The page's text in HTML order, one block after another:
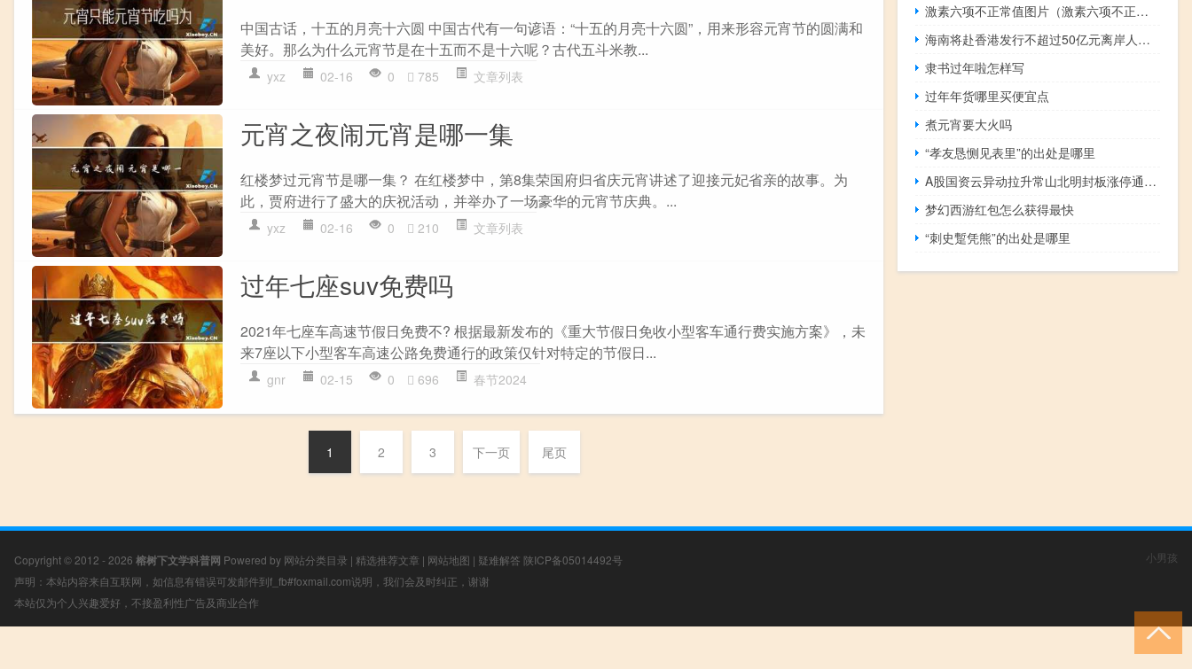
中国古话，十五的月亮十六圆 中国古代有一句谚语：“十五的月亮十六圆”，用来形容元宵节的圆满和
美好。那么为什么元宵节是在十五而不是十六呢？古代五斗米教...
yxz 02-16 0 785 文章列表
元宵之夜闹元宵是哪一集
红楼梦过元宵节是哪一集？ 在红楼梦中，第8集荣国府归省庆元宵讲述了迎接元妃省亲的故事。为
此，贾府进行了盛大的庆祝活动，并举办了一场豪华的元宵节庆典。...
yxz 02-16 0 210 文章列表
过年七座suv免费吗
2021年七座车高速节假日免费不? 根据最新发布的《重大节假日免收小型客车通行费实施方案》，未
来7座以下小型客车高速公路免费通行的政策仅针对特定的节假日...
gnr 02-15 0 696 春节2024
1 2 3 下一页 尾页
激素六项不正常值图片（激素六项不正常的症状）
海南将赴香港发行不超过50亿元离岸人民币地方政府债券
隶书过年啦怎样写
过年年货哪里买便宜点
煮元宵要大火吗
“孝友恳恻见表里”的出处是哪里
A股国资云异动拉升常山北明封板涨停通行宝、电科数字、美利云、紫光股份等跟涨
梦幻西游红包怎么获得最快
“刺史蹔凭熊”的出处是哪里
Copyright © 2012 - 2026 榕树下文学科普网 Powered by 网站分类目录 | 精选推荐文章 | 网站地图 | 疑难解答 陕ICP备05014492号
声明：本站内容来自互联网，如信息有错误可发邮件到f_fb#foxmail.com说明，我们会及时纠正，谢谢
本站仅为个人兴趣爱好，不接盈利性广告及商业合作
小男孩